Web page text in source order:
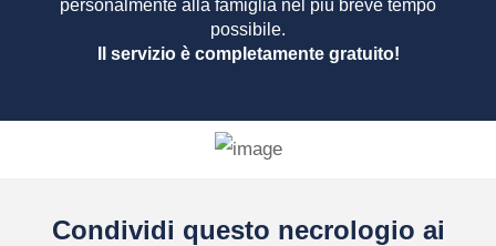
personalmente alla famiglia nel più breve tempo
possibile.
Il servizio è completamente gratuito!
Condividi questo necrologio ai